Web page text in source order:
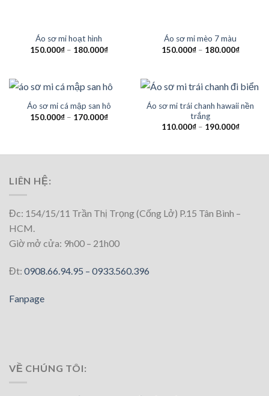
HẾT HÀNG
Áo sơ mi hoạt hình
150.000₫– 180.000₫
HẾT HÀNG
Áo sơ mi mèo 7 màu
150.000₫– 180.000₫
Áo sơ mi cá mập san hô
150.000₫– 170.000₫
Áo sơ mi trái chanh hawaii nền
trắng
110.000₫– 190.000₫
LIÊN HỆ:
Đc: 154/15/11 Trần Thị Trọng (Cống Lở) P.15 Tân Bình –
HCM.
Giờ mở cửa: 9h00 – 21h00
Đt: 0908.66.94.95 – 0933.560.396
Fanpage
VỀ CHÚNG TÔI: